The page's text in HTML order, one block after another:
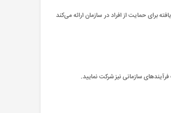
برای حمایت از افراد در سازمان ارائه می‌کند